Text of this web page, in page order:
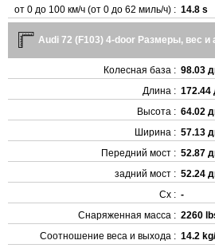
от 0 до 100 км/ч (от 0 до 62 миль/ч) : 14.8 s
Audi 72 (F103) 4-door Размеры, вес и
Колесная база : 98.03
Длина :
Высота : 64.02
Ширина : 57.13
Передний мост : 52.87
задний мост : 52.24
Cx : -
Снаряженная масса : 2260
Соотношение веса и выхода : 14.2